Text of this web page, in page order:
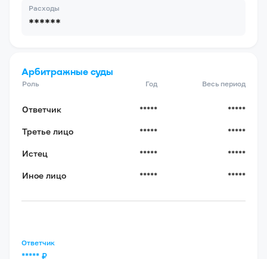
Расходы
******
Арбитражные суды
Роль Год Весь период
Ответчик ***** *****
Третье лицо ***** *****
Истец ***** *****
Иное лицо ***** *****
Ответчик
***** ₽